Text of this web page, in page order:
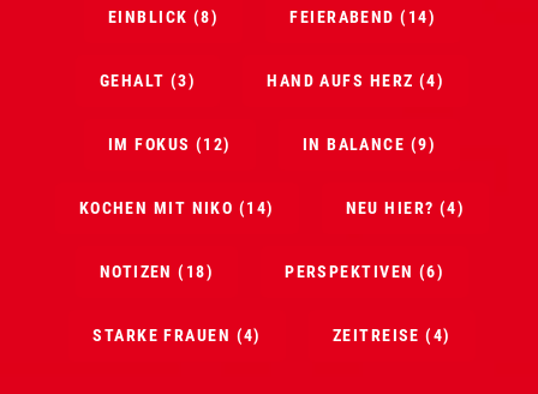
EINBLICK (8) FEIERABEND (14)
GEHALT (3) HAND AUFS HERZ (4)
IM FOKUS (12) IN BALANCE (9)
KOCHEN MIT NIKO (14) NEU HIER? (4)
NOTIZEN (18) PERSPEKTIVEN (6)
STARKE FRAUEN (4) ZEITREISE (4)